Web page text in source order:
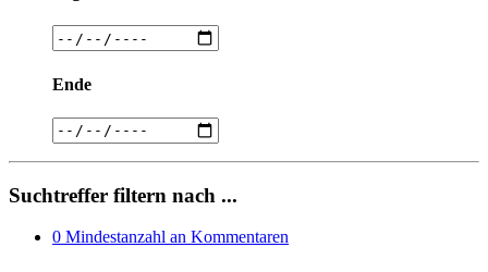
Ende
Suchtreffer filtern nach ...
0 Mindestanzahl an Kommentaren